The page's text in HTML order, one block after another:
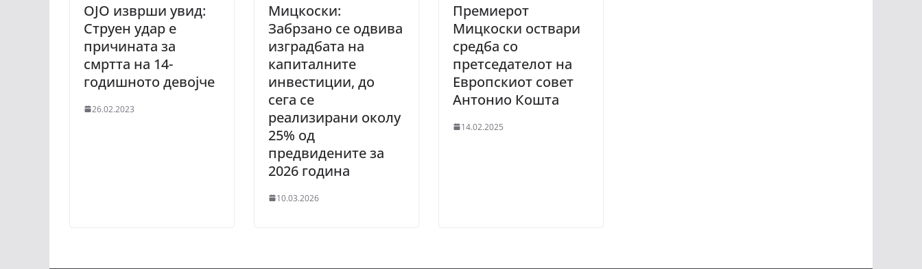
ОЈО изврши увид:
Струен удар е
причината за
смртта на 14-
годишното девојче
26.02.2023
Мицкоски:
Забрзано се одвива
изградбата на
капиталните
инвестиции, до
сега се
реализирани околу
25% од
предвидените за
2026 година
10.03.2026
Премиерот
Мицкоски оствари
средба со
претседателот на
Европскиот совет
Антонио Кошта
14.02.2025